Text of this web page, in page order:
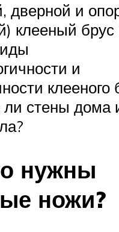
дверной и
клееный брус
и
клееного
стены дома
нужны
ножи?